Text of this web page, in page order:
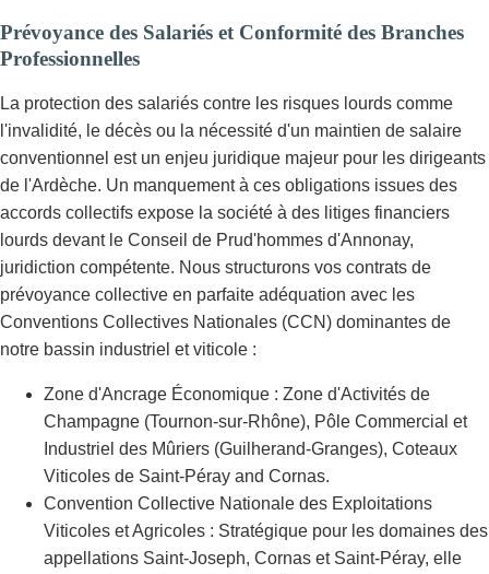
Prévoyance des Salariés et Conformité des Branches
Professionnelles
La protection des salariés contre les risques lourds comme
l'invalidité, le décès ou la nécessité d'un maintien de salaire
conventionnel est un enjeu juridique majeur pour les dirigeants
de l'Ardèche. Un manquement à ces obligations issues des
accords collectifs expose la société à des litiges financiers
lourds devant le Conseil de Prud'hommes d'Annonay,
juridiction compétente. Nous structurons vos contrats de
prévoyance collective en parfaite adéquation avec les
Conventions Collectives Nationales (CCN) dominantes de
notre bassin industriel et viticole :
Zone d'Ancrage Économique : Zone d'Activités de
Champagne (Tournon-sur-Rhône), Pôle Commercial et
Industriel des Mûriers (Guilherand-Granges), Coteaux
Viticoles de Saint-Péray and Cornas.
Convention Collective Nationale des Exploitations
Viticoles et Agricoles : Stratégique pour les domaines des
appellations Saint-Joseph, Cornas et Saint-Péray, elle